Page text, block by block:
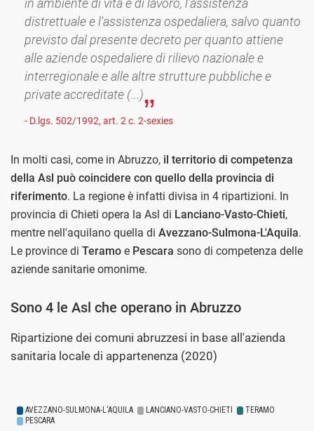
in ambiente di vita e di lavoro, l'assistenza
distrettuale e l'assistenza ospedaliera, salvo quanto
previsto dal presente decreto per quanto attiene
alle aziende ospedaliere di rilievo nazionale e
interregionale e alle altre strutture pubbliche e
private accreditate (...)
- D.lgs. 502/1992, art. 2 c. 2-sexies
In molti casi, come in Abruzzo, il territorio di competenza
della Asl può coincidere con quello della provincia di
riferimento. La regione è infatti divisa in 4 ripartizioni. In
provincia di Chieti opera la Asl di Lanciano-Vasto-Chieti,
mentre nell'aquilano quella di Avezzano-Sulmona-L'Aquila.
Le province di Teramo e Pescara sono di competenza delle
aziende sanitarie omonime.
Sono 4 le Asl che operano in Abruzzo
Ripartizione dei comuni abruzzesi in base all'azienda
sanitaria locale di appartenenza (2020)